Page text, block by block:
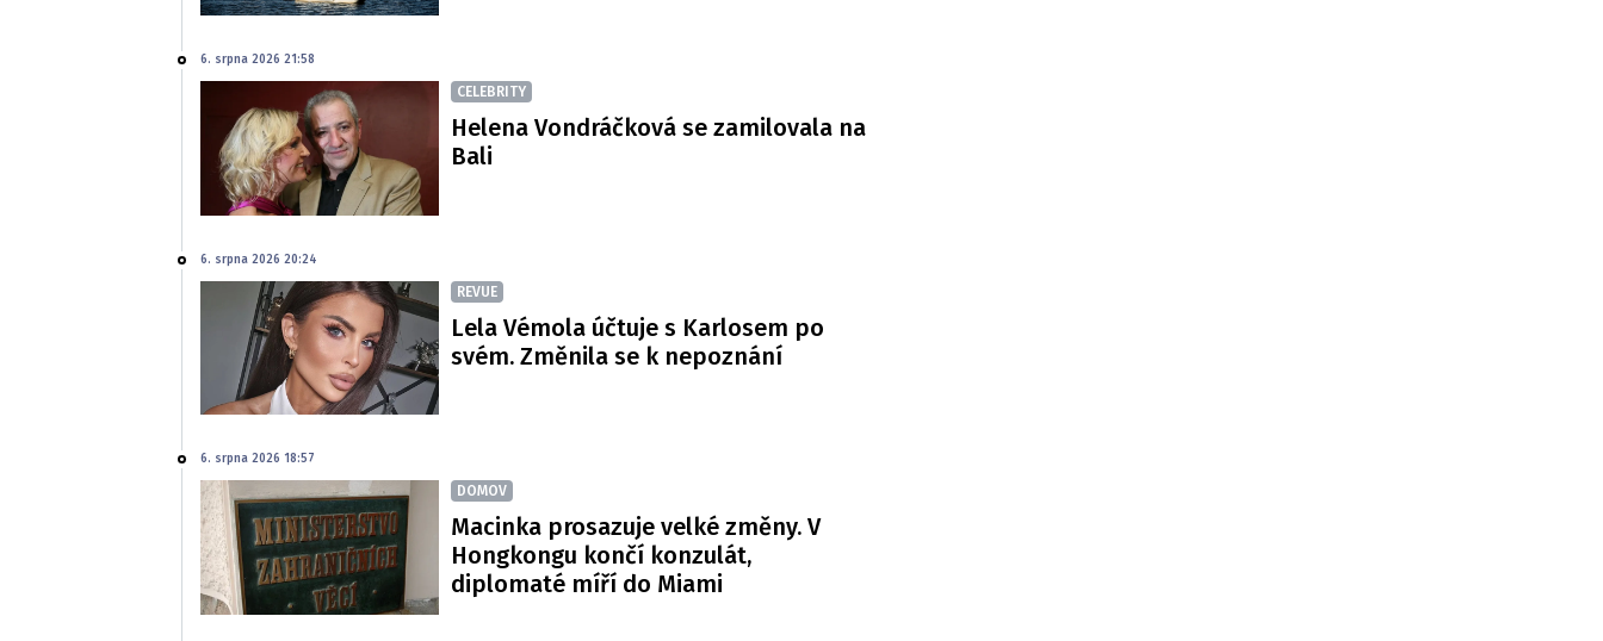
6. srpna 2026 21:58
CELEBRITY
Helena Vondráčková se zamilovala na
Bali
6. srpna 2026 20:24
REVUE
Lela Vémola účtuje s Karlosem po
svém. Změnila se k nepoznání
6. srpna 2026 18:57
DOMOV
Macinka prosazuje velké změny. V
Hongkongu končí konzulát,
diplomaté míří do Miami